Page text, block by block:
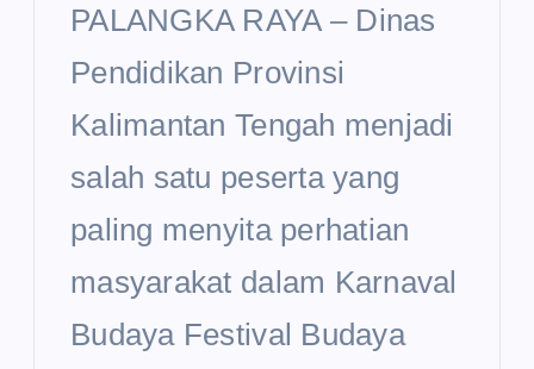
PALANGKA RAYA – Dinas
Pendidikan Provinsi
Kalimantan Tengah menjadi
salah satu peserta yang
paling menyita perhatian
masyarakat dalam Karnaval
Budaya Festival Budaya